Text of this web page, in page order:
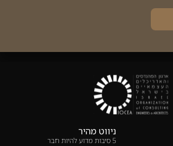
ניווט מהיר
5 סיבות מדוע להיות חבר